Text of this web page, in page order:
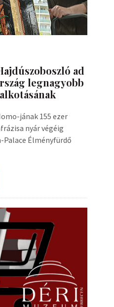
ad
legnagyobb
jának 155 ezer
nyár végéig
Élményfürdő